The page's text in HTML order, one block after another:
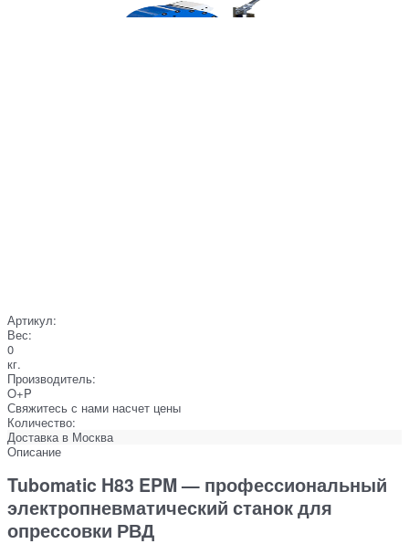
Артикул:
Вес:
0
кг.
Производитель:
O+P
Свяжитесь с нами насчет цены
Количество:
Доставка в Москва
Описание
Tubomatic H83 EPM — профессиональный
электропневматический станок для
опрессовки РВД